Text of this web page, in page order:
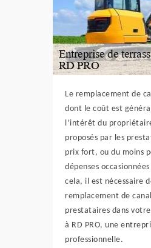
Le remplacement de
dont le coût est
l’intérêt du
proposés par les
prix fort, ou du moins
dépenses
cela, il est nécessaire
remplacement de
prestataires dans
à RD PRO, une
professionnelle.